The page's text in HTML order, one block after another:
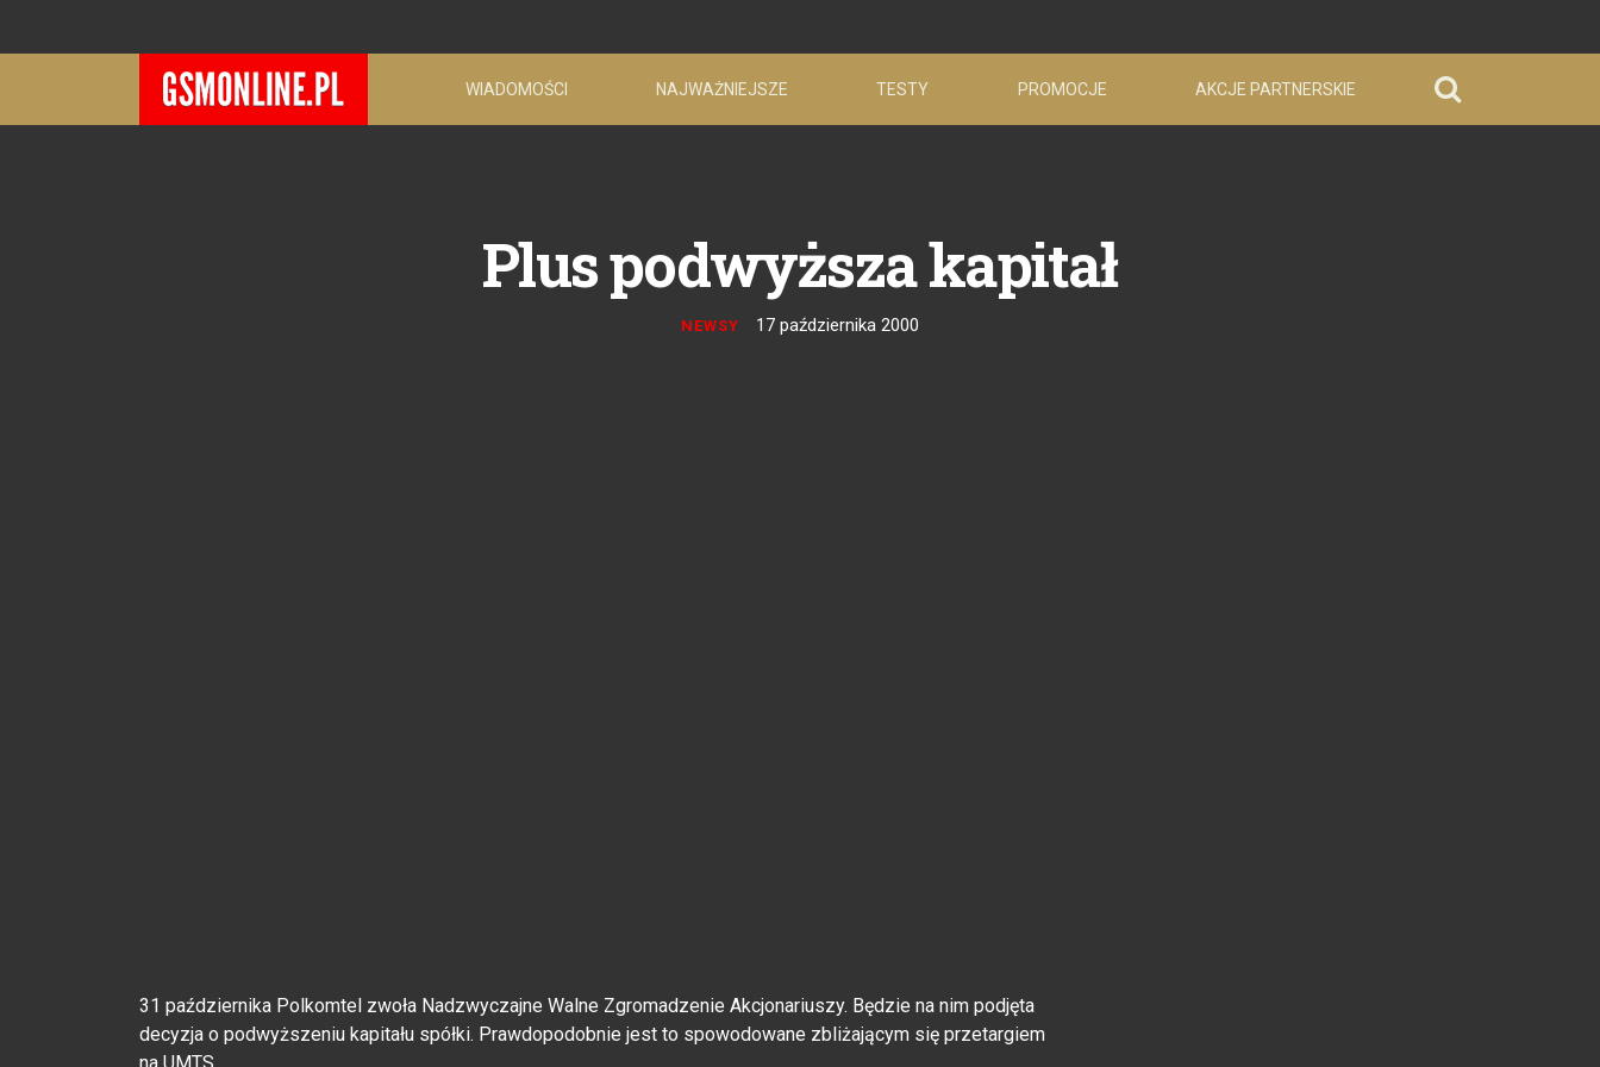
WIADOMOŚCI NAJWAŻNIEJSZE TESTY PROMOCJE AKCJE PARTNERSKIE
Plus podwyższa kapitał
NEWSY 17 października 2000
31 października Polkomtel zwoła Nadzwyczajne Walne Zgromadzenie Akcjonariuszy. Będzie na nim podjęta
decyzja o podwyższeniu kapitału spółki. Prawdopodobnie jest to spowodowane zbliżającym się przetargiem
na UMTS.